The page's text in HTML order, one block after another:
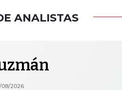
ANALISTAS
08/2026